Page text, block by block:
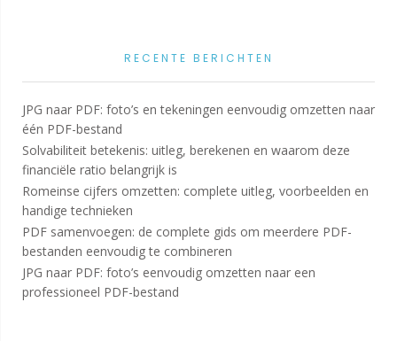
RECENTE BERICHTEN
JPG naar PDF: foto’s en tekeningen eenvoudig omzetten naar
één PDF-bestand
Solvabiliteit betekenis: uitleg, berekenen en waarom deze
financiële ratio belangrijk is
Romeinse cijfers omzetten: complete uitleg, voorbeelden en
handige technieken
PDF samenvoegen: de complete gids om meerdere PDF-
bestanden eenvoudig te combineren
JPG naar PDF: foto’s eenvoudig omzetten naar een
professioneel PDF-bestand